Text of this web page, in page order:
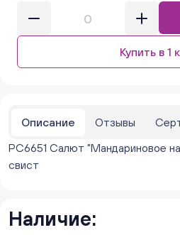
ежедневно с 10:00 до 20:00
Нет в наличии
Бажова 91 Цветы (г.
ежедневно с 10:00 до 20:00
ежедневно с 10:00 до 20:00
Краснопольский 13г (Цветы)
ежедневно с 10:00 до 20:00
Нет в наличии
Купить в 1
Описание Отзывы
РС6651 Салют "Мандариновое
свист
Наличие: